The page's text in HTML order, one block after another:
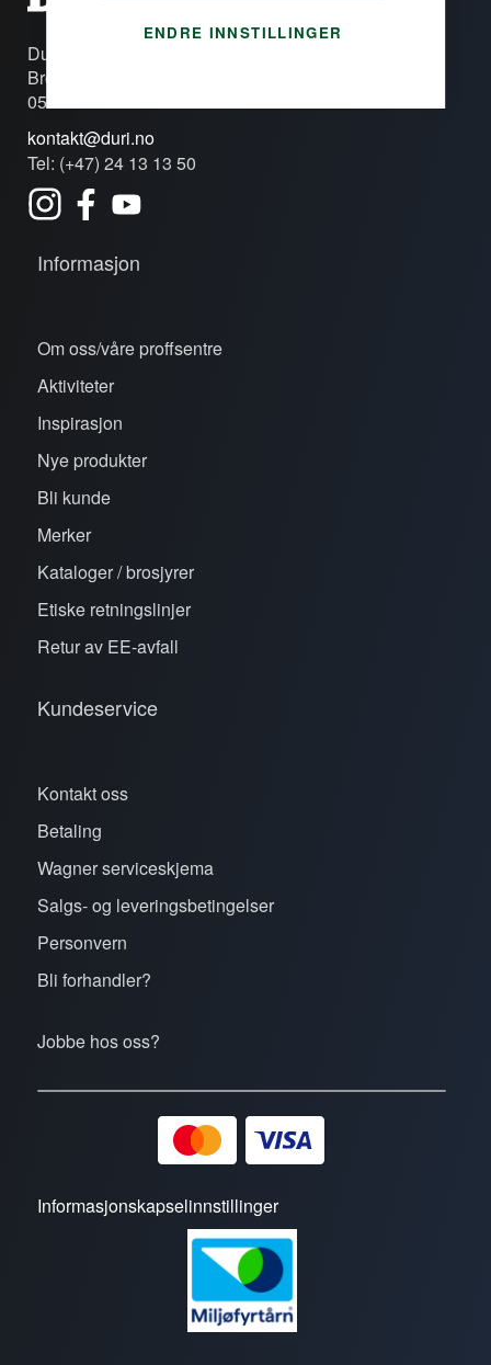
ENDRE INNSTILLINGER
Duri Fagprofil AS
Brobekkveien 80c
0582 Oslo
kontakt@duri.no
Tel: (+47) 24 13 13 50
Informasjon
Om oss/våre proffsentre
Aktiviteter
Inspirasjon
Nye produkter
Bli kunde
Merker
Kataloger / brosjyrer
Etiske retningslinjer
Retur av EE-avfall
Kundeservice
Kontakt oss
Betaling
Wagner serviceskjema
Salgs- og leveringsbetingelser
Personvern
Bli forhandler?
Jobbe hos oss?
Informasjonskapselinnstillinger